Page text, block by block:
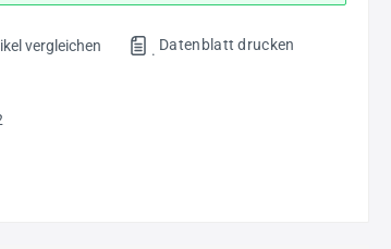
vergleichen . Datenblatt drucken